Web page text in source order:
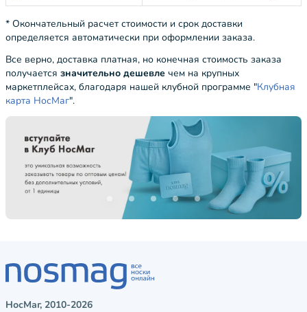
* Окончательный расчет стоимости и срок доставки
определяется автоматически при оформлении заказа.
Все верно, доставка платная, но конечная стоимость заказа
получается значительно дешевле чем на крупных
маркетплейсах, благодаря нашей клубной программе "Клубная
карта НосМаг".
НосМаг, 2010-2026